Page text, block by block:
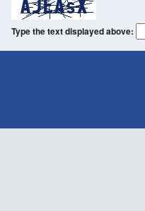
Type the text displayed above: